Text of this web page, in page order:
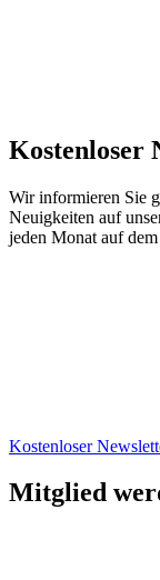
Kostenloser
Wir informieren Sie
Neuigkeiten auf
jeden Monat auf dem
Kostenloser
Mitglied